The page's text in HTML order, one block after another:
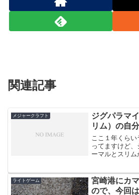
関連記事
メジャークラフト
ジグパラマ
リム）の自
ここ１年くら
ってますけど
ーマルとスリ
けど、ノーマ
ムだとよく釣
ライトゲーム
宮崎港にカ
ので、今回